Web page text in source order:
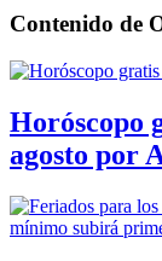
Contenido de
Horóscopo
agosto por